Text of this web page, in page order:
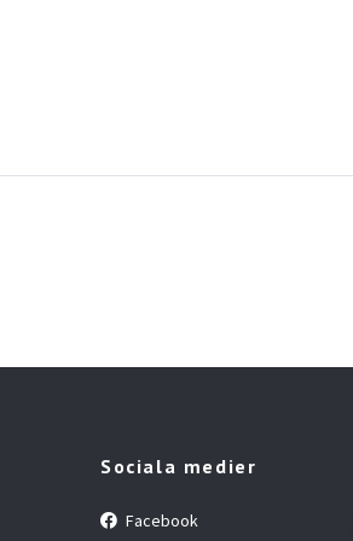
Sociala medier
Facebook